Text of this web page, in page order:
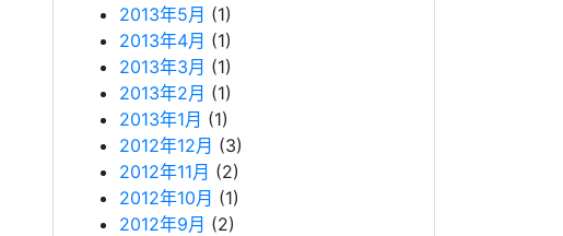
2013年5月 (1)
2013年4月 (1)
2013年3月 (1)
2013年2月 (1)
2013年1月 (1)
2012年12月 (3)
2012年11月 (2)
2012年10月 (1)
2012年9月 (2)